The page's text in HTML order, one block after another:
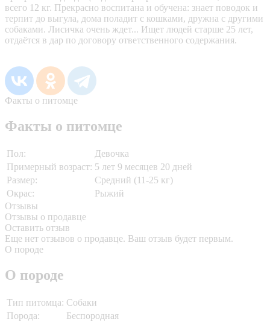
всего 12 кг. Прекрасно воспитана и обучена: знает поводок и
терпит до выгула, дома поладит с кошками, дружна с другими
собаками. Лисичка очень ждет... Ищет людей старше 25 лет,
отдаётся в дар по договору ответственного содержания.
Факты о питомце
Факты о питомце
Пол:
Девочка
Примерный возраст: 5 лет 9 месяцев 20 дней
Размер:
Средний (11-25 кг)
Окрас:
Рыжий
Отзывы
Отзывы о продавце
Оставить отзыв
Еще нет отзывов о продавце. Ваш отзыв будет первым.
О породе
О породе
Тип питомца: Собаки
Порода:
Беспородная